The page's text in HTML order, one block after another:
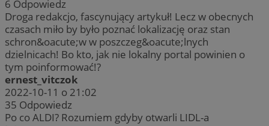
6 Odpowiedz
Droga redakcjo, fascynujący artykuł! Lecz w obecnych
czasach miło by było poznać lokalizację oraz stan
schron&oacute;w w poszczeg&oacute;lnych
dzielnicach! Bo kto, jak nie lokalny portal powinien o
tym poinformować!?
ernest_vitczok
2022-10-11 o 21:02
35 Odpowiedz
Po co ALDI? Rozumiem gdyby otwarli LIDL-a